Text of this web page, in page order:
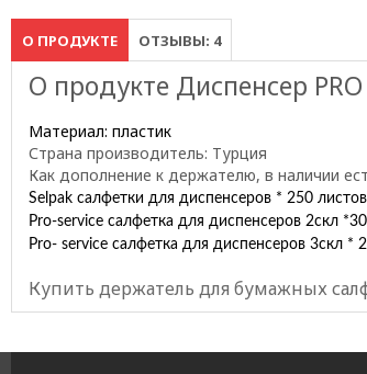
О ПРОДУКТЕ ОТЗЫВЫ: 4
О продукте Диспенсер
Материал: пластик
Страна производитель: Турция
Как дополнение к держателю, в наличии
Selpak салфетки для диспенсеров * 250
Pro-service салфетка для диспенсеров 2скл
Pro- service салфетка для диспенсеров 3скл *
Купить держатель для бумажных